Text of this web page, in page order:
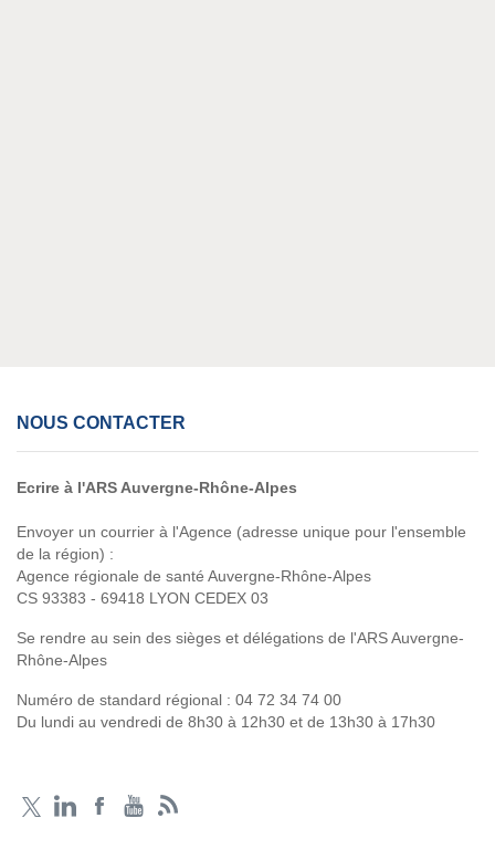
NOUS CONTACTER
Ecrire à l'ARS Auvergne-Rhône-Alpes
Envoyer un courrier à l'Agence (adresse unique pour l'ensemble
de la région) :
Agence régionale de santé Auvergne-Rhône-Alpes
CS 93383 - 69418 LYON CEDEX 03
Se rendre au sein des sièges et délégations de l'ARS Auvergne-
Rhône-Alpes
Numéro de standard régional : 04 72 34 74 00
Du lundi au vendredi de 8h30 à 12h30 et de 13h30 à 17h30